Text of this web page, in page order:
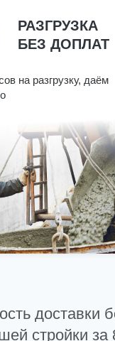
РАЗГРУЗКА
БЕЗ ДОПЛАТ
на разгрузку, даём
доставки
стройки за